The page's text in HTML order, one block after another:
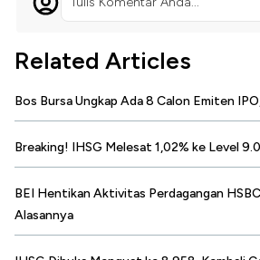
Related Articles
Bos Bursa Ungkap Ada 8 Calon Emiten
Breaking! IHSG Melesat 1,02% ke Level
BEI Hentikan Aktivitas Perdagangan
Alasannya